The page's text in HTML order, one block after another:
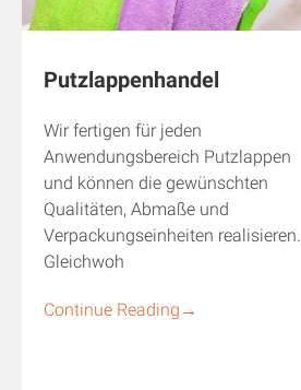
Putzlappenhandel
Wir fertigen für jeden
Anwendungsbereich Putzlappen
und können die gewünschten
Qualitäten, Abmaße und
Verpackungseinheiten realisieren.
Gleichwoh
Continue Reading →